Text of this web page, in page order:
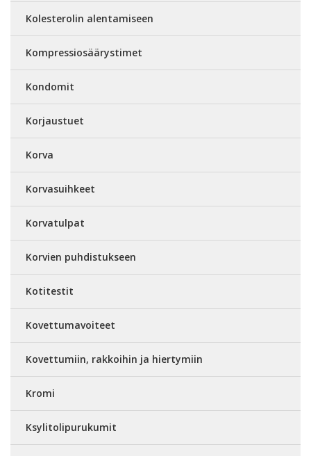
Kolesterolin alentamiseen
Kompressiosäärystimet
Kondomit
Korjaustuet
Korva
Korvasuihkeet
Korvatulpat
Korvien puhdistukseen
Kotitestit
Kovettumavoiteet
Kovettumiin, rakkoihin ja hiertymiin
Kromi
Ksylitolipurukumit